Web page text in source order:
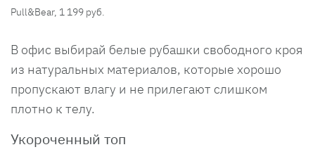
Pull&Bear, 1 199 руб.
В офис выбирай белые рубашки свободного кроя
из натуральных материалов, которые хорошо
пропускают влагу и не прилегают слишком
плотно к телу.
Укороченный топ